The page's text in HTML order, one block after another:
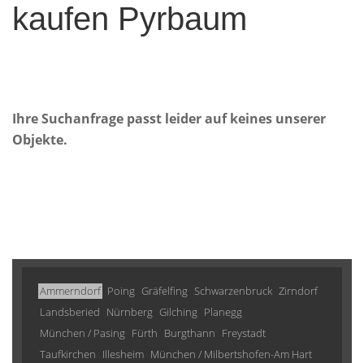
kaufen Pyrbaum
Ihre Suchanfrage passt leider auf keines unserer
Objekte.
Ammerndorf Poing Gräfelfing Schwarzenbruck Zirndorf
Landsberied Nürnberg Gilching Planegg
München / Pasing Fürth Burgthann Freystadt
Taufkirchen Illesheim München / Milbertshofen-Am Hart